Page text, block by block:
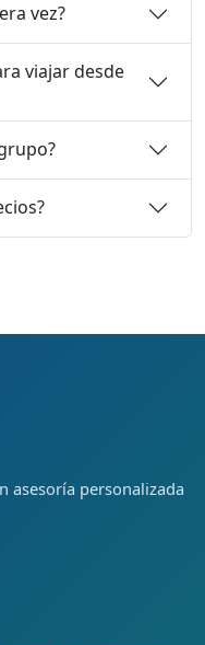
vez?
viajar desde
asesoría personalizada